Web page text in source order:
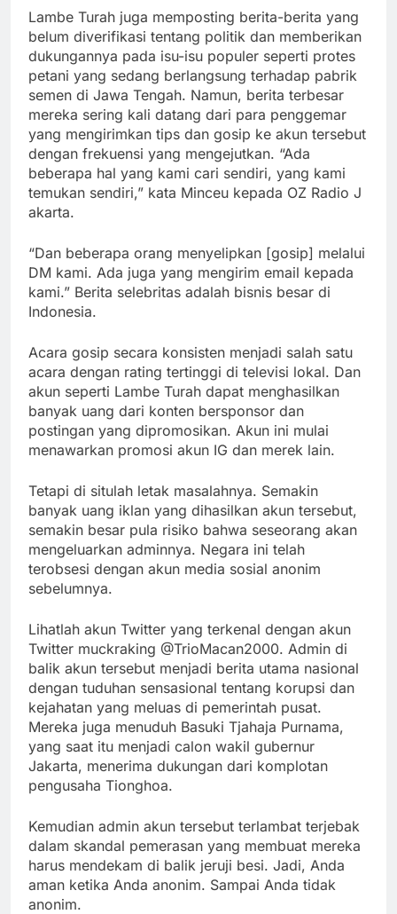
Lambe Turah juga memposting berita-berita yang
belum diverifikasi tentang politik dan memberikan
dukungannya pada isu-isu populer seperti protes
petani yang sedang berlangsung terhadap pabrik
semen di Jawa Tengah. Namun, berita terbesar
mereka sering kali datang dari para penggemar
yang mengirimkan tips dan gosip ke akun tersebut
dengan frekuensi yang mengejutkan. “Ada
beberapa hal yang kami cari sendiri, yang kami
temukan sendiri,” kata Minceu kepada OZ Radio J
akarta.
“Dan beberapa orang menyelipkan [gosip] melalui
DM kami. Ada juga yang mengirim email kepada
kami.” Berita selebritas adalah bisnis besar di
Indonesia.
Acara gosip secara konsisten menjadi salah satu
acara dengan rating tertinggi di televisi lokal. Dan
akun seperti Lambe Turah dapat menghasilkan
banyak uang dari konten bersponsor dan
postingan yang dipromosikan. Akun ini mulai
menawarkan promosi akun IG dan merek lain.
Tetapi di situlah letak masalahnya. Semakin
banyak uang iklan yang dihasilkan akun tersebut,
semakin besar pula risiko bahwa seseorang akan
mengeluarkan adminnya. Negara ini telah
terobsesi dengan akun media sosial anonim
sebelumnya.
Lihatlah akun Twitter yang terkenal dengan akun
Twitter muckraking @TrioMacan2000. Admin di
balik akun tersebut menjadi berita utama nasional
dengan tuduhan sensasional tentang korupsi dan
kejahatan yang meluas di pemerintah pusat.
Mereka juga menuduh Basuki Tjahaja Purnama,
yang saat itu menjadi calon wakil gubernur
Jakarta, menerima dukungan dari komplotan
pengusaha Tionghoa.
Kemudian admin akun tersebut terlambat terjebak
dalam skandal pemerasan yang membuat mereka
harus mendekam di balik jeruji besi. Jadi, Anda
aman ketika Anda anonim. Sampai Anda tidak
anonim.